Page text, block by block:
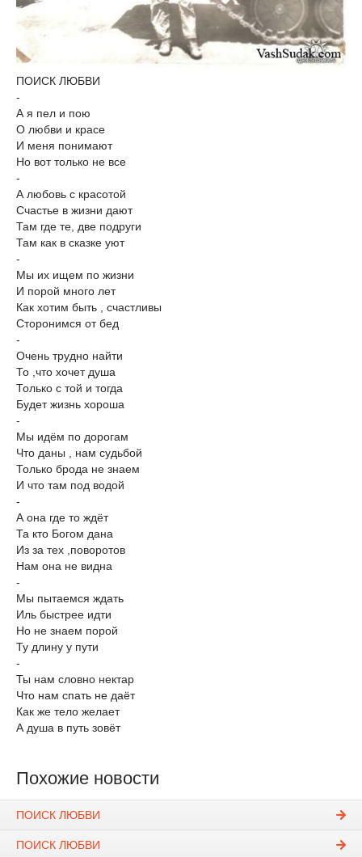
ПОИСК ЛЮБВИ
-
А я пел и пою
О любви и красе
И меня понимают
Но вот только не все
-
А любовь с красотой
Счастье в жизни дают
Там где те, две подруги
Там как в сказке уют
-
Мы их ищем по жизни
И порой много лет
Как хотим быть , счастливы
Сторонимся от бед
-
Очень трудно найти
То ,что хочет душа
Только с той и тогда
Будет жизнь хороша
-
Мы идём по дорогам
Что даны , нам судьбой
Только брода не знаем
И что там под водой
-
А она где то ждёт
Та кто Богом дана
Из за тех ,поворотов
Нам она не видна
-
Мы пытаемся ждать
Иль быстрее идти
Но не знаем порой
Ту длину у пути
-
Ты нам словно нектар
Что нам спать не даёт
Как же тело желает
А душа в путь зовёт
Похожие новости
ПОИСК ЛЮБВИ
ПОИСК ЛЮБВИ